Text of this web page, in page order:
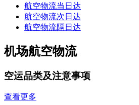
航空物流当日达
航空物流次日达
航空物流隔日达
机场航空物流
空运品类及注意事项
查看更多